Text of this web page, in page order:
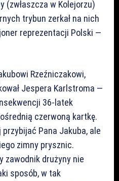
(zwłaszcza w Kolejorzu)
trybun zerkał na nich
reprezentacji Polski —
Rzeźniczakowi,
Jespera Karlstroma —
36-latek
czerwoną kartkę.
Pana Jakuba, ale
zimny prysznic.
zawodnik drużyny nie
sposób, w tak